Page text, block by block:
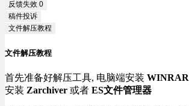
反馈失效 0
稿件投诉
文件解压教程
文件解压教程
首先准备好解压工具, 电脑端安装 WINRAR
安装 Zarchiver 或者 ES文件管理器